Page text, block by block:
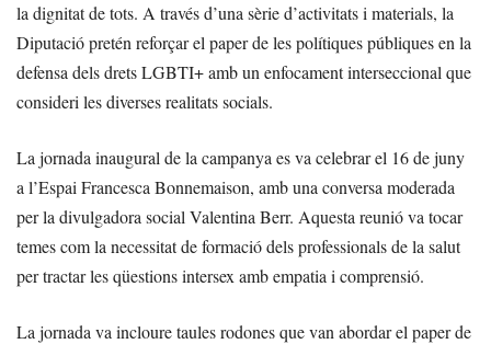
la dignitat de tots. A través d’una sèrie d’activitats i materials, la
Diputació pretén reforçar el paper de les polítiques públiques en la
defensa dels drets LGBTI+ amb un enfocament interseccional que
consideri les diverses realitats socials.
La jornada inaugural de la campanya es va celebrar el 16 de juny
a l’Espai Francesca Bonnemaison, amb una conversa moderada
per la divulgadora social Valentina Berr. Aquesta reunió va tocar
temes com la necessitat de formació dels professionals de la salut
per tractar les qüestions intersex amb empatia i comprensió.
La jornada va incloure taules rodones que van abordar el paper de